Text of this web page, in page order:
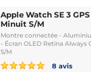
Apple Watch SE 3
Minuit S/M
Montre connectée -
- Écran OLED Retina
S/M
8 avis